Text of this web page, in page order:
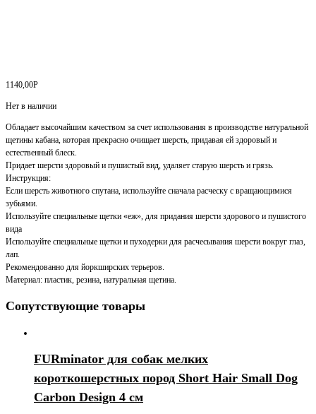
1140,00Р
Нет в наличии
Обладает высочайшим качеством за счет использования в производстве натуральной
щетины кабана, которая прекрасно очищает шерсть, придавая ей здоровый и
естественный блеск.
Придает шерсти здоровый и пушистый вид, удаляет старую шерсть и грязь.
Инструкция:
Если шерсть животного спутана, используйте сначала расческу с вращающимися
зубьями.
Используйте специальные щетки «еж», для придания шерсти здорового и пушистого
вида
Используйте специальные щетки и пуходерки для расчесывания шерсти вокруг глаз,
лап.
Рекомендованно для йоркширских терьеров.
Материал: пластик, резина, натуральная щетина.
Сопутствующие товары
FURminator для собак мелких
короткошерстных пород Short Hair Small Dog
Carbon Design 4 см